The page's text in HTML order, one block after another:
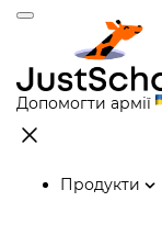
Допомогти армії
Продукти